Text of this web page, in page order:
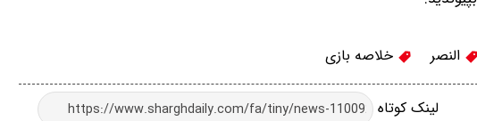
النصر خلاصه بازی
لینک کوتاه